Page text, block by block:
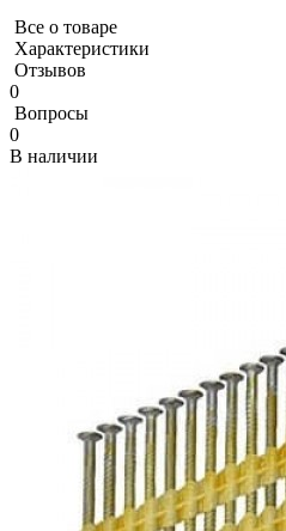
Все о товаре
Характеристики
Отзывов
0
Вопросы
0
В наличии